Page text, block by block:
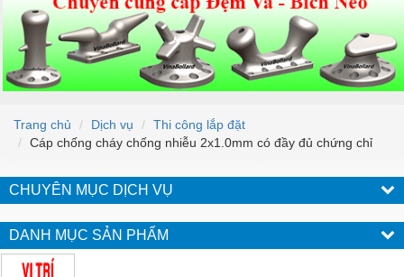
Trang chủ Dịch vụ
Thi công lắp đặt
Cáp chống cháy chống nhiễu 2x1.0mm có đầy đủ chứng chỉ
CHUYÊN MỤC DỊCH VỤ
DANH MỤC SẢN PHẨM